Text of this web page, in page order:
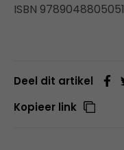
ISBN 9789048805051
Deel dit artikel
Kopieer link